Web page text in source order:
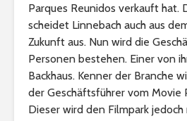
Parques Reunidos verkauft hat.
scheidet Linnebach auch aus
Zukunft aus. Nun wird die
Personen bestehen. Einer von
Backhaus. Kenner der Branche
der Geschäftsführer vom Movie
Dieser wird den Filmpark